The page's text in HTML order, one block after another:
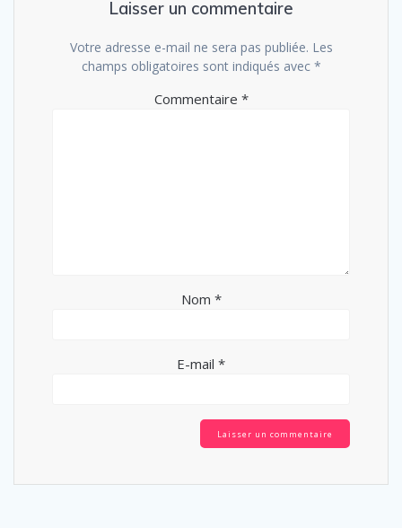
Laisser un commentaire
Votre adresse e-mail ne sera pas publiée. Les
champs obligatoires sont indiqués avec *
Commentaire *
Nom *
E-mail *